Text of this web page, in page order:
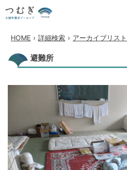
HOME › 詳細検索 › アーカイブリスト
避難所